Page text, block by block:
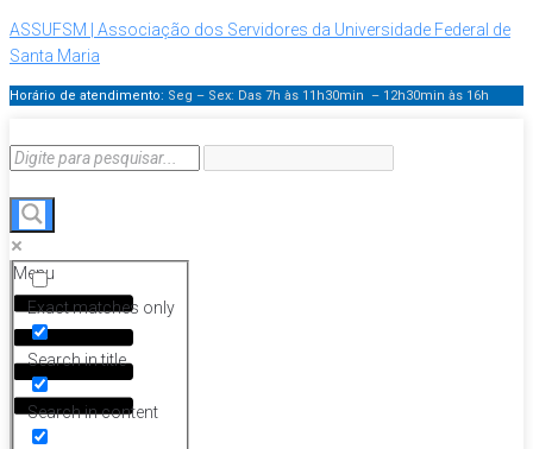
ASSUFSM | Associação dos Servidores da Universidade Federal de
Santa Maria
Horário de atendimento: Seg – Sex: Das 7h às 11h30min – 12h30min às 16h
Exact matches only
Search in title
Search in content
Menu